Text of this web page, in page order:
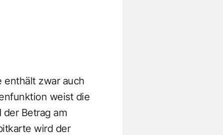
enthält zwar auch
weist die
Betrag am
wird der